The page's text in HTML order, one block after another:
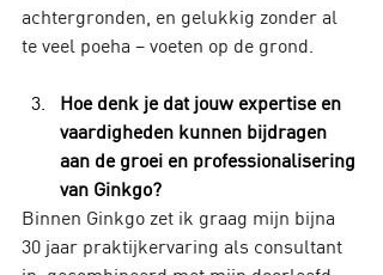
achtergronden, en gelukkig zonder al
te veel poeha – voeten op de grond.
Hoe denk je dat jouw expertise en
vaardigheden kunnen bijdragen
aan de groei en professionalisering
van Ginkgo?
Binnen Ginkgo zet ik graag mijn bijna
30 jaar praktijkervaring als consultant